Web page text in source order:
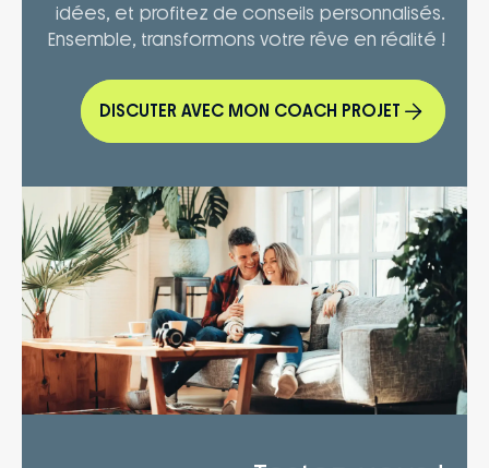
idées, et profitez de conseils personnalisés.
Ensemble, transformons votre rêve en réalité !
DISCUTER AVEC MON COACH PROJET